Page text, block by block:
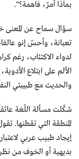
بماذا أمرّ، فاهمة؟".
سؤال سماح عن المعنى
تعبانة، وأحسّ إنو
لدواء الاكتئاب، رغم
الألم على ابتلاع
والحديث مع طبيبتي
شكّلت مسألة اللّغة
المنطقة التي تقطنها.
إيجاد طبيب عربي
بديهية أو الخوف من